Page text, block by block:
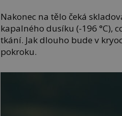
Nakonec na tělo čeká
kapalného dusíku (-196 °C),
tkání. Jak dlouho bude v
pokroku.